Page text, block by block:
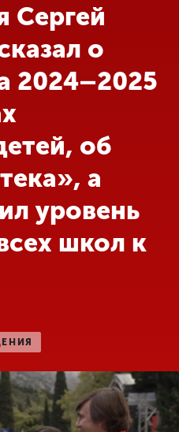
Сергей
о
2024–2025
об
а
уровень
школ к